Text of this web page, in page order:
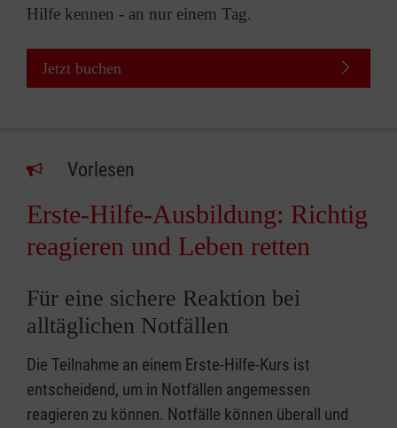
Hilfe kennen - an nur einem Tag.
Jetzt buchen
Vorlesen
Erste-Hilfe-Ausbildung: Richtig
reagieren und Leben retten
Für eine sichere Reaktion bei
alltäglichen Notfällen
Die Teilnahme an einem Erste-Hilfe-Kurs ist
entscheidend, um in Notfällen angemessen
reagieren zu können. Notfälle können überall und